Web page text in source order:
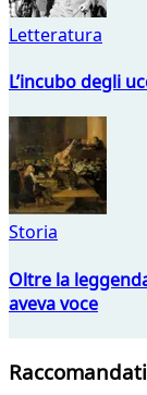
Letteratura
L’incubo degli
Storia
Oltre la
aveva voce